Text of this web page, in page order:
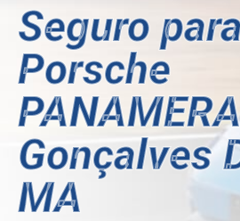
Seguro
Porsche
Gonçalves
MA